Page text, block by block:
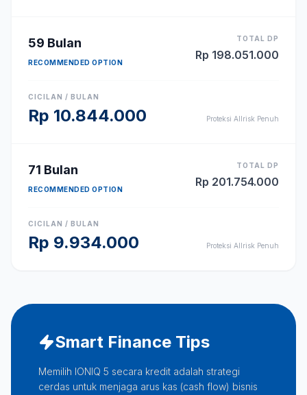
59 Bulan
RECOMMENDED OPTION
TOTAL DP
Rp 198.051.000
CICILAN / BULAN
Rp 10.844.000 Proteksi Allrisk Penuh
71 Bulan
RECOMMENDED OPTION
TOTAL DP
Rp 201.754.000
CICILAN / BULAN
Rp 9.934.000 Proteksi Allrisk Penuh
Smart Finance Tips
Memilih IONIQ 5 secara kredit adalah strategi
cerdas untuk menjaga arus kas (cash flow) bisnis